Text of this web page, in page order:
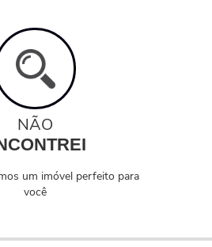
NÃO
um imóvel perfeito para
você